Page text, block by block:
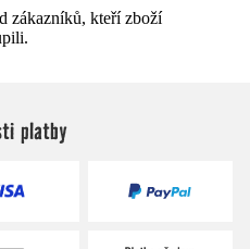
zákazníků, kteří zboží
platby